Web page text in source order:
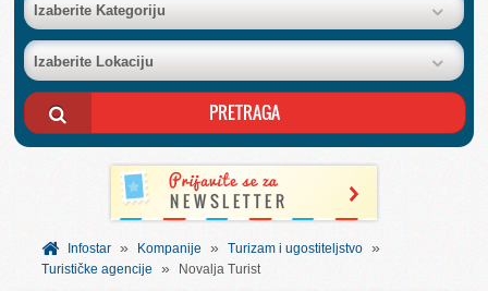
BAZA FIRMI
POSLOVNI OGLASI
AKCIJE I KATALOZI
BESPLATNI VAUČERI
SVET INFORMACIJA
Izaberite Kategoriju
Izaberite Lokaciju
Infostar » Kompanije » Turizam i ugostiteljstvo »
Turističke agencije » Novalja Turist